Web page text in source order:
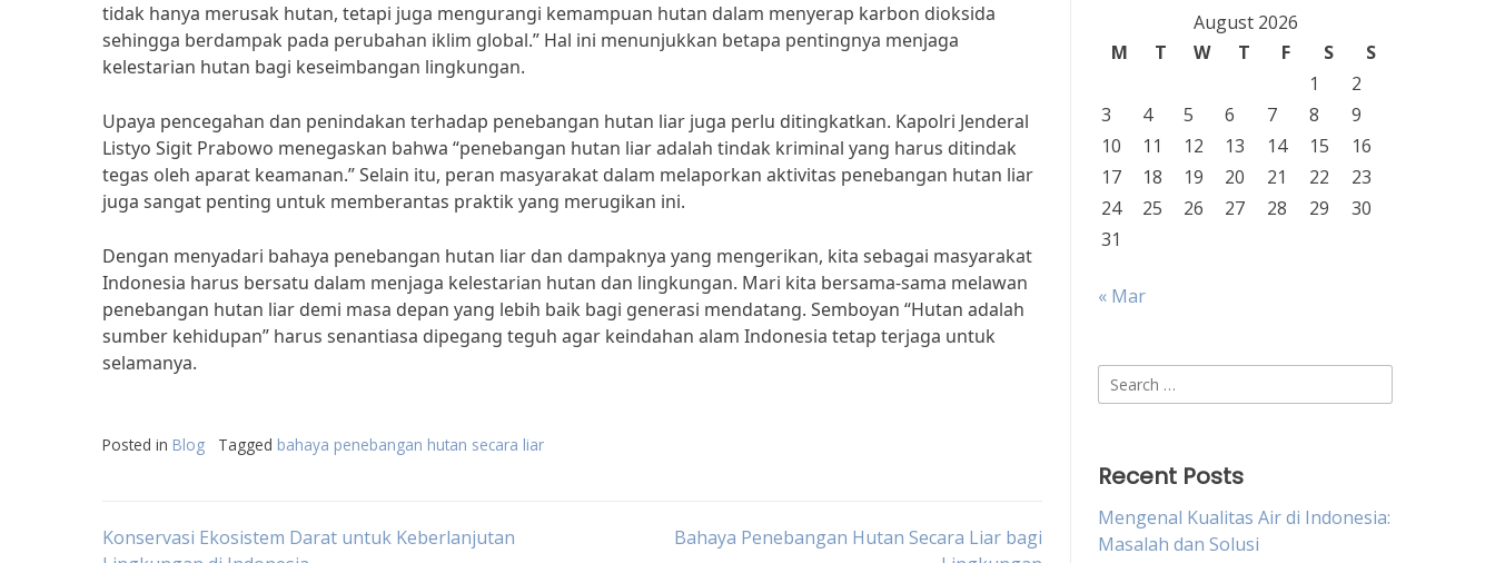
tidak hanya merusak hutan, tetapi juga mengurangi kemampuan hutan dalam menyerap karbon dioksida
sehingga berdampak pada perubahan iklim global.” Hal ini menunjukkan betapa pentingnya menjaga
kelestarian hutan bagi keseimbangan lingkungan.
Upaya pencegahan dan penindakan terhadap penebangan hutan liar juga perlu ditingkatkan. Kapolri Jenderal
Listyo Sigit Prabowo menegaskan bahwa “penebangan hutan liar adalah tindak kriminal yang harus ditindak
tegas oleh aparat keamanan.” Selain itu, peran masyarakat dalam melaporkan aktivitas penebangan hutan liar
juga sangat penting untuk memberantas praktik yang merugikan ini.
Dengan menyadari bahaya penebangan hutan liar dan dampaknya yang mengerikan, kita sebagai masyarakat
Indonesia harus bersatu dalam menjaga kelestarian hutan dan lingkungan. Mari kita bersama-sama melawan
penebangan hutan liar demi masa depan yang lebih baik bagi generasi mendatang. Semboyan “Hutan adalah
sumber kehidupan” harus senantiasa dipegang teguh agar keindahan alam Indonesia tetap terjaga untuk
selamanya.
Posted in Blog Tagged bahaya penebangan hutan secara liar
Post
Konservasi Ekosistem Darat untuk Keberlanjutan
Bahaya Penebangan Hutan Secara Liar bagi
August 2026
M
T W T F S
S
1
2
3
4 5 6 7 8
9
10
11 12 13 14 15
16
17
18 19 20 21 22
23
24
25 26 27 28 29
30
31
« Mar
Search
for:
Recent Posts
Mengenal Kualitas Air di Indonesia:
Masalah dan Solusi